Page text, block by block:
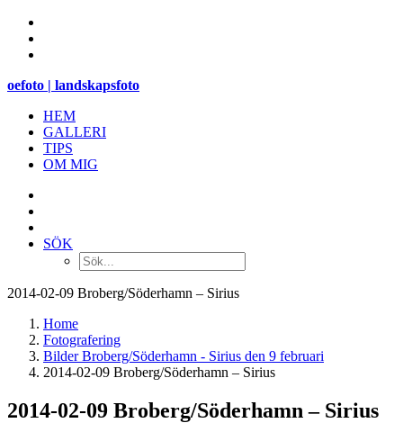
oefoto | landskapsfoto
HEM
GALLERI
TIPS
OM MIG
SÖK
2014-02-09 Broberg/Söderhamn – Sirius
Home
Fotografering
Bilder Broberg/Söderhamn - Sirius den 9 februari
2014-02-09 Broberg/Söderhamn – Sirius
2014-02-09 Broberg/Söderhamn – Sirius